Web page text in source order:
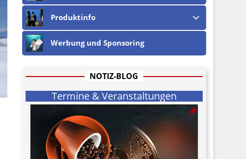
Produktinfo
Werbung und Sponsoring
NOTIZ-BLOG
Termine & Veranstaltungen